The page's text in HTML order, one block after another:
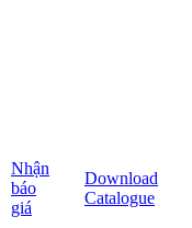
Nhận
báo
giá
Download
Catalogue